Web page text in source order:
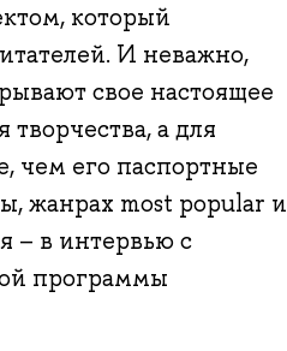
который
И неважно,
свое настоящее
а для
чем его паспортные
жанрах most popular и
– в интервью с
программы